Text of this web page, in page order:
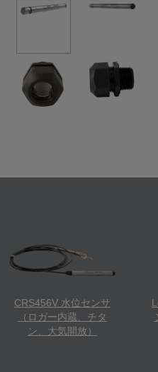
CRS456V 水位センサ
（ロガー内蔵、チタ
ン、大気開放）